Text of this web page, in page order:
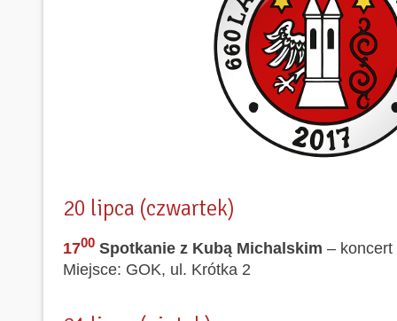
20 lipca (czwartek)
1700 Spotkanie z Kubą Michalskim – koncert
Miejsce: GOK, ul. Krótka 2